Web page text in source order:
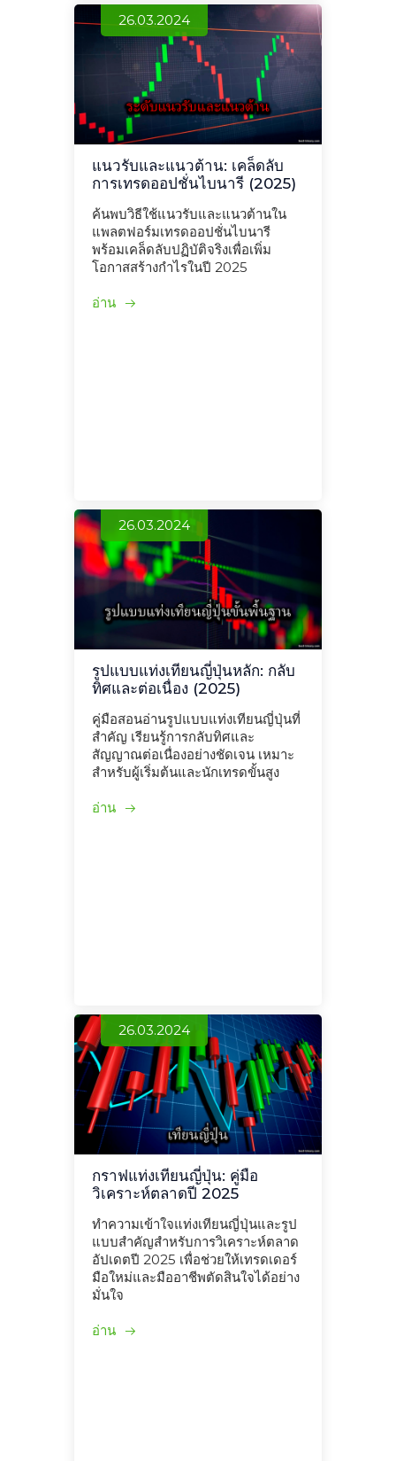
26.03.2024
แนวรับและแนวต้าน: เคล็ดลับ
การเทรดออปชั่นไบนารี (2025)
ค้นพบวิธีใช้แนวรับและแนวต้านใน
แพลตฟอร์มเทรดออปชั่นไบนารี
พร้อมเคล็ดลับปฏิบัติจริงเพื่อเพิ่ม
โอกาสสร้างกำไรในปี 2025
อ่าน
26.03.2024
รูปแบบแท่งเทียนญี่ปุ่นหลัก: กลับ
ทิศและต่อเนื่อง (2025)
คู่มือสอนอ่านรูปแบบแท่งเทียนญี่ปุ่นที่
สำคัญ เรียนรู้การกลับทิศและ
สัญญาณต่อเนื่องอย่างชัดเจน เหมาะ
สำหรับผู้เริ่มต้นและนักเทรดขั้นสูง
อ่าน
26.03.2024
กราฟแท่งเทียนญี่ปุ่น: คู่มือ
วิเคราะห์ตลาดปี 2025
ทำความเข้าใจแท่งเทียนญี่ปุ่นและรูป
แบบสำคัญสำหรับการวิเคราะห์ตลาด
อัปเดตปี 2025 เพื่อช่วยให้เทรดเดอร์
มือใหม่และมืออาชีพตัดสินใจได้อย่าง
มั่นใจ
อ่าน